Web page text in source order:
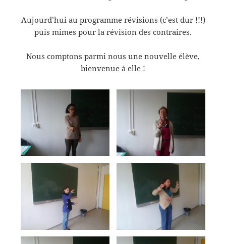
Aujourd’hui au programme révisions (c’est dur !!!)
puis mimes pour la révision des contraires.
Nous comptons parmi nous une nouvelle élève,
bienvenue à elle !